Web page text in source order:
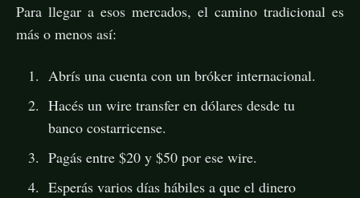
Para llegar a esos mercados, el camino tradicional es
más o menos así:
Abrís una cuenta con un bróker internacional.
Hacés un wire transfer en dólares desde tu
banco costarricense.
Pagás entre $20 y $50 por ese wire.
Esperás varios días hábiles a que el dinero